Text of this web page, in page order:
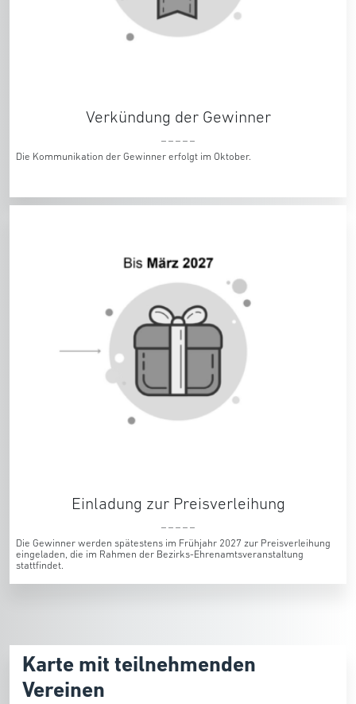
Verkündung der Gewinner
Die Kommunikation der Gewinner erfolgt im Oktober.
Einladung zur Preisverleihung
Die Gewinner werden spätestens im Frühjahr 2027 zur Preisverleihung
eingeladen, die im Rahmen der Bezirks-Ehrenamtsveranstaltung
stattfindet.
Karte mit teilnehmenden
Vereinen